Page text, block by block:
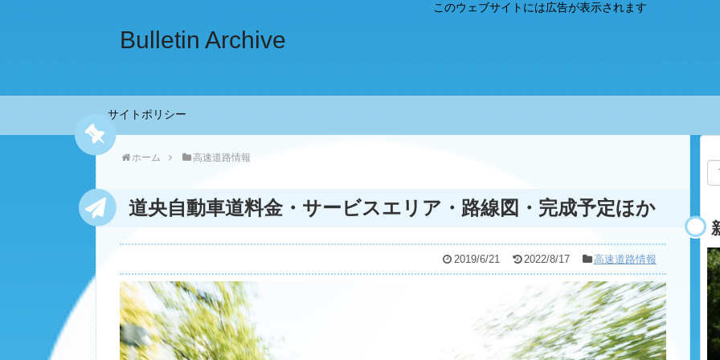
Bulletin Archive
サイトポリシー
ホーム 高速道路情報
道央自動車道料金・サービスエリア・路線図・完成予定ほか
2019/6/21 2022/8/17 高速道路情報